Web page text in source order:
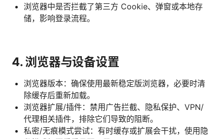
浏览器中是否拦截了第三方 Cookie、弹窗或本地存
储，影响登录流程。
4. 浏览器与设备设置
浏览器版本：确保使用最新稳定版浏览器，必要时清
除缓存后重新加载。
浏览器扩展/插件：禁用广告拦截、隐私保护、VPN/
代理相关插件，排除它们导致的阻断。
私密/无痕模式尝试：有时缓存或扩展会干扰，使用隐